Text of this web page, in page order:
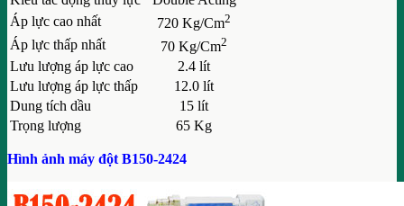
Áp lực cao nhất
720 Kg/Cm2
Áp lực thấp nhất 70 Kg/Cm2
Lưu lượng áp lực cao
2.4 lít
Lưu lượng áp lực thấp
12.0 lít
Dung tích dầu
15 lít
Trọng lượng
65 Kg
Hình ảnh máy đột B150-2424